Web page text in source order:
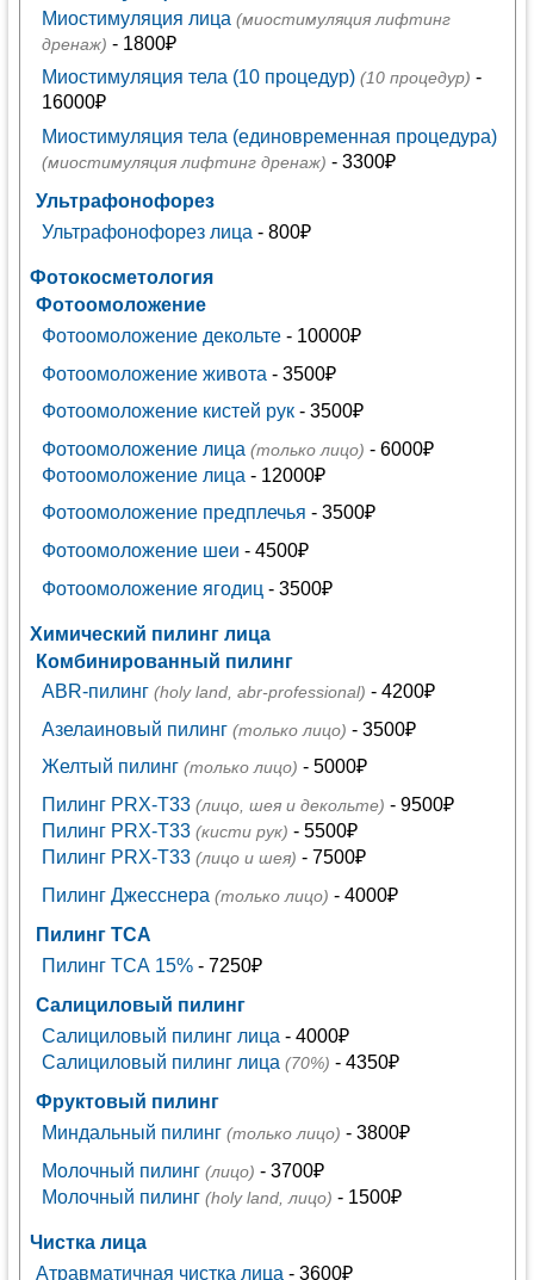
Миостимуляция лица (миостимуляция лифтинг
дренаж) - 1800₽
Миостимуляция тела (10 процедур) (10 процедур) -
16000₽
Миостимуляция тела (единовременная процедура)
(миостимуляция лифтинг дренаж) - 3300₽
Ультрафонофорез
Ультрафонофорез лица - 800₽
Фотокосметология
Фотоомоложение
Фотоомоложение декольте- 10000₽
Фотоомоложение живота - 3500₽
Фотоомоложение кистей рук- 3500₽
Фотоомоложение лица (только лицо) - 6000₽
Фотоомоложение лица - 12000₽
Фотоомоложение предплечья - 3500₽
Фотоомоложение шеи - 4500₽
Фотоомоложение ягодиц - 3500₽
Химический пилинг лица
Комбинированный пилинг
ABR-пилинг (holy land, abr-professional) - 4200₽
Азелаиновый пилинг (только лицо) - 3500₽
Желтый пилинг (только лицо) - 5000₽
Пилинг PRX-T33 (лицо, шея и декольте) - 9500₽
Пилинг PRX-T33 (кисти рук) - 5500₽
Пилинг PRX-T33 (лицо и шея) - 7500₽
Пилинг Джесснера (только лицо) - 4000₽
Пилинг ТСА
Пилинг ТСА 15%- 7250₽
Салициловый пилинг
Салициловый пилинг лица - 4000₽
Салициловый пилинг лица (70%) - 4350₽
Фруктовый пилинг
Миндальный пилинг (только лицо) - 3800₽
Молочный пилинг (лицо) - 3700₽
Молочный пилинг (holy land, лицо) - 1500₽
Чистка лица
Атравматичная чистка лица - 3600₽